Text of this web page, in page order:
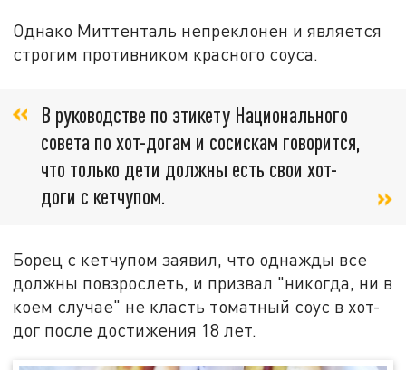
Однако Миттенталь непреклонен и является
строгим противником красного соуса.
В руководстве по этикету Национального
совета по хот-догам и сосискам говорится,
что только дети должны есть свои хот-
доги с кетчупом.
Борец с кетчупом заявил, что однажды все
должны повзрослеть, и призвал "никогда, ни в
коем случае" не класть томатный соус в хот-
дог после достижения 18 лет.